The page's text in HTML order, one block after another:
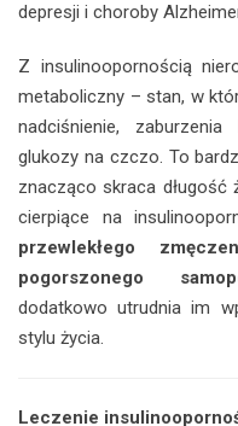
depresji i choroby
Z insulinoopornością
metaboliczny – stan, w
nadciśnienie,
glukozy na czczo. To
znacząco skraca długość
cierpiące na
przewlekłego
pogorszonego
dodatkowo utrudnia im
stylu życia.
Leczenie